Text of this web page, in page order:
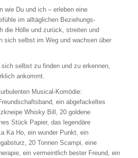
wie Du und ich – erleben eine
im alltäglichen Beziehungs-
die Hölle und zurück, streiten und
sich selbst im Weg und wachsen über
selbst zu finden und zu erkennen,
ankommt.
Musical-Komödie:
ein abgefackeltes
Whisky Bill, 20 goldene
Stück Papier, das legendäre
Ka Ho, ein wunder Punkt, ein
20 Tonnen Scampi, eine
ein vermeintlich bester Freund, ein